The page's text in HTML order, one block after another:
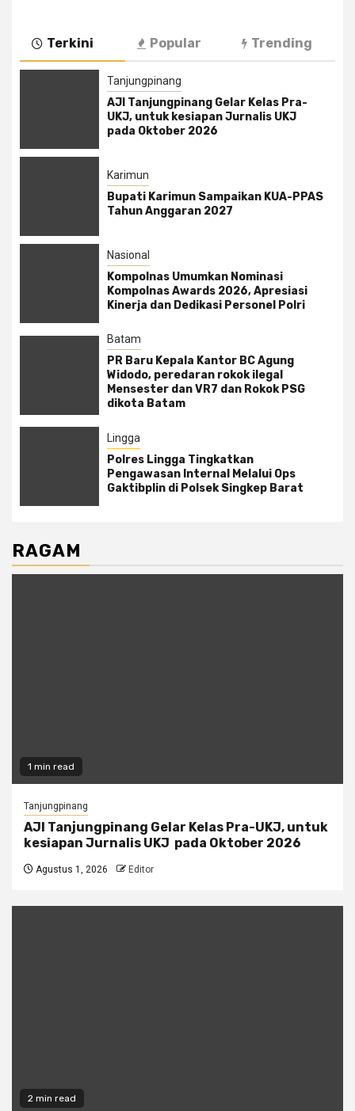
Terkini Popular Trending
Tanjungpinang
AJI Tanjungpinang Gelar Kelas Pra-
UKJ, untuk kesiapan Jurnalis UKJ
pada Oktober 2026
Karimun
Bupati Karimun Sampaikan KUA-PPAS
Tahun Anggaran 2027
Nasional
Kompolnas Umumkan Nominasi
Kompolnas Awards 2026, Apresiasi
Kinerja dan Dedikasi Personel Polri
Batam
PR Baru Kepala Kantor BC Agung
Widodo, peredaran rokok ilegal
Mensester dan VR7 dan Rokok PSG
dikota Batam
Lingga
Polres Lingga Tingkatkan
Pengawasan Internal Melalui Ops
Gaktibplin di Polsek Singkep Barat
RAGAM
1 min read
Tanjungpinang
AJI Tanjungpinang Gelar Kelas Pra-UKJ, untuk
kesiapan Jurnalis UKJ pada Oktober 2026
Agustus 1, 2026 Editor
2 min read